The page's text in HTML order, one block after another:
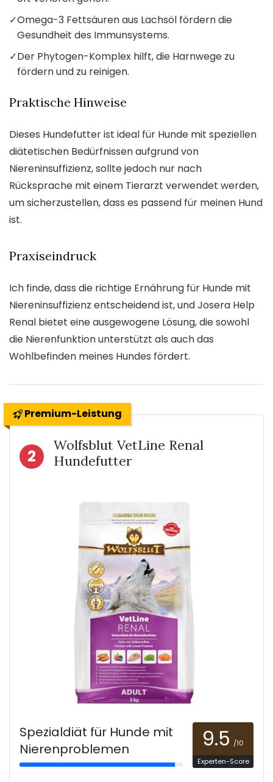
✓Omega-3 Fettsäuren aus Lachsöl fördern die
Gesundheit des Immunsystems.
✓Der Phytogen-Komplex hilft, die Harnwege zu
fördern und zu reinigen.
Praktische Hinweise
Dieses Hundefutter ist ideal für Hunde mit speziellen
diätetischen Bedürfnissen aufgrund von
Niereninsuffizienz, sollte jedoch nur nach
Rücksprache mit einem Tierarzt verwendet werden,
um sicherzustellen, dass es passend für meinen Hund
ist.
Praxiseindruck
Ich finde, dass die richtige Ernährung für Hunde mit
Niereninsuffizienz entscheidend ist, und Josera Help
Renal bietet eine ausgewogene Lösung, die sowohl
die Nierenfunktion unterstützt als auch das
Wohlbefinden meines Hundes fördert.
Premium-Leistung
2
Wolfsblut VetLine Renal
Hundefutter
Spezialdiät für Hunde mit
Nierenproblemen
9.5 /10
Experten-Score